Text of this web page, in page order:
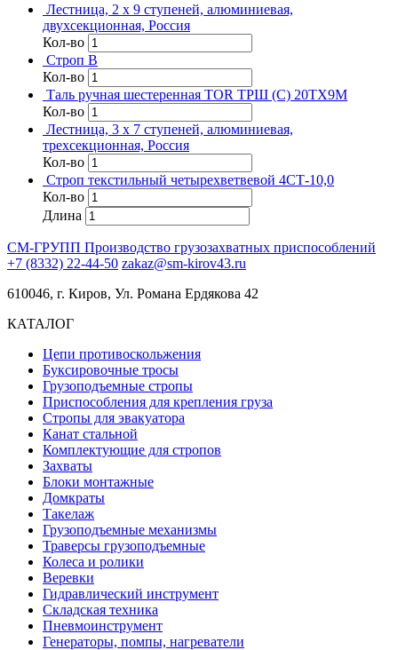
Лестница, 2 х 9 ступеней, алюминиевая,
двухсекционная, Россия
Кол-во
Строп В
Кол-во
Таль ручная шестеренная TOR ТРШ (C) 20ТХ9М
Кол-во
Лестница, 3 х 7 ступеней, алюминиевая,
трехсекционная, Россия
Кол-во
Строп текстильный четырехветвевой 4СТ-10,0
Кол-во
Длина
СМ-ГРУПП Производство грузозахватных приспособлений
+7 (8332) 22-44-50 zakaz@sm-kirov43.ru
610046, г. Киров, Ул. Романа Ердякова 42
КАТАЛОГ
Цепи противоскольжения
Буксировочные тросы
Грузоподъемные стропы
Приспособления для крепления груза
Стропы для эвакуатора
Канат стальной
Комплектующие для стропов
Захваты
Блоки монтажные
Домкраты
Такелаж
Грузоподъемные механизмы
Траверсы грузоподъемные
Колеса и ролики
Веревки
Гидравлический инструмент
Складская техника
Пневмоинструмент
Генераторы, помпы, нагреватели